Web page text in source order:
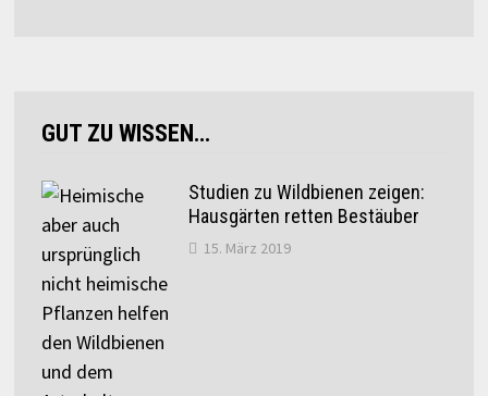
GUT ZU WISSEN…
Studien zu Wildbienen zeigen:
Hausgärten retten Bestäuber
15. März 2019